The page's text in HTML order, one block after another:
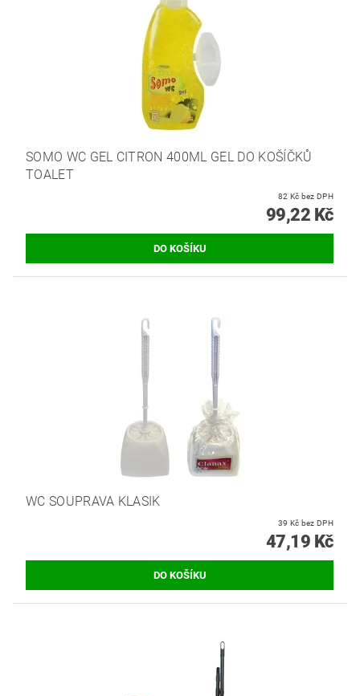
SOMO WC GEL CITRON 400ML GEL DO KOŠÍČKŮ
TOALET
82 Kč bez DPH
99,22 Kč
WC SOUPRAVA KLASIK
39 Kč bez DPH
47,19 Kč